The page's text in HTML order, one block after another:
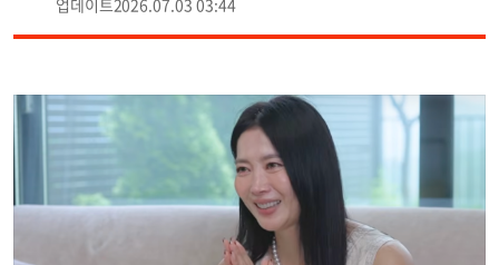
2026.07.03 03:44